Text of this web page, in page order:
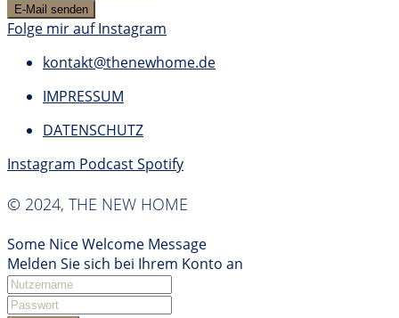
Folge mir auf Instagram
kontakt@thenewhome.de
IMPRESSUM
DATENSCHUTZ
Instagram PodcastSpotify
© 2024, THE NEW HOME
Some Nice Welcome Message
Melden Sie sich bei Ihrem Konto an